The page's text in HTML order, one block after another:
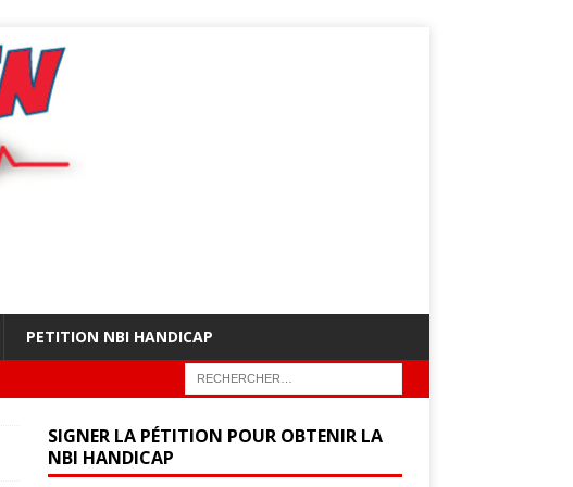
PETITION NBI HANDICAP
SIGNER LA PÉTITION POUR OBTENIR LA
NBI HANDICAP